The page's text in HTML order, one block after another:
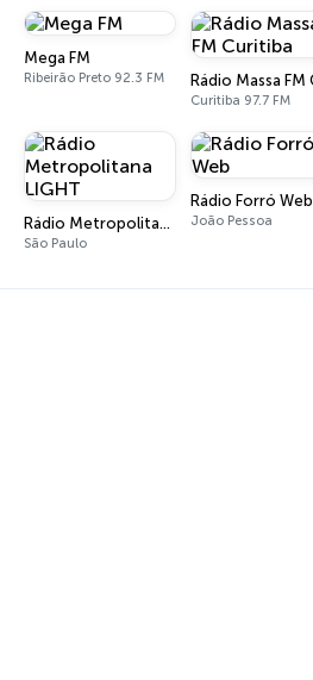
Mega FM
Ribeirão Preto 92.3 FM
Curitiba 97.7 FM
Rádio Metropolitana LIGHT
São Paulo
Rádio Forró Web
João Pessoa